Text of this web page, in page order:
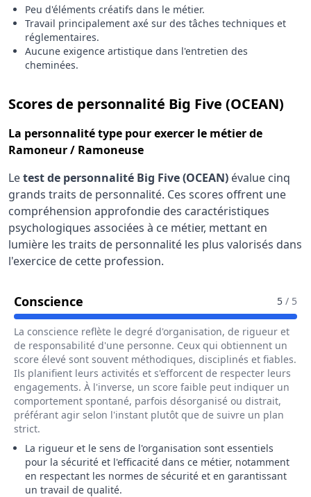
Peu d'éléments créatifs dans le métier.
Travail principalement axé sur des tâches techniques et
réglementaires.
Aucune exigence artistique dans l'entretien des
cheminées.
Scores de personnalité Big Five (OCEAN)
La personnalité type pour exercer le métier de
Ramoneur / Ramoneuse
Letest de personnalité Big Five (OCEAN) évalue cinq
grands traits de personnalité. Ces scores offrent une
compréhension approfondie des caractéristiques
psychologiques associées à ce métier, mettant en
lumière les traits de personnalité les plus valorisés dans
l'exercice de cette profession.
Conscience Pour Le Métier De Ramoneur / 5 / 5
La conscience reflète le degré d'organisation, de rigueur et
de responsabilité d'une personne. Ceux qui obtiennent un
score élevé sont souvent méthodiques, disciplinés et fiables.
Ils planifient leurs activités et s'efforcent de respecter leurs
engagements. À l'inverse, un score faible peut indiquer un
comportement spontané, parfois désorganisé ou distrait,
préférant agir selon l'instant plutôt que de suivre un plan
strict.
La rigueur et le sens de l'organisation sont essentiels
pour la sécurité et l'efficacité dans ce métier, notamment
en respectant les normes de sécurité et en garantissant
un travail de qualité.